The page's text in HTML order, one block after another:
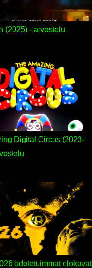
(2025) - arvostelu
Digital Circus (2023-
odotetuimmat elokuvat